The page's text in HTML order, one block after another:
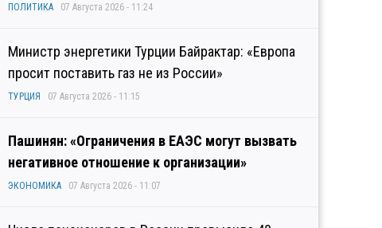
ПОЛИТИКА 07 Августа 2026 - 11:24
Министр энергетики Турции Байрактар: «Европа
просит поставить газ не из России»
ТУРЦИЯ 07 Августа 2026 - 11:15
Пашинян: «Ограничения в ЕАЭС могут вызвать
негативное отношение к организации»
ЭКОНОМИКА 07 Августа 2026 - 11:07